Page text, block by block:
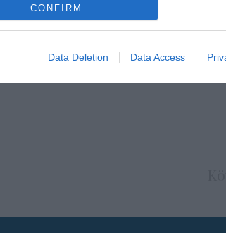
allow Google to enable storage related to
allow Google to enable storage related to
allow Google to enable storage related to
CONFIRM
Data Deletion Data Access